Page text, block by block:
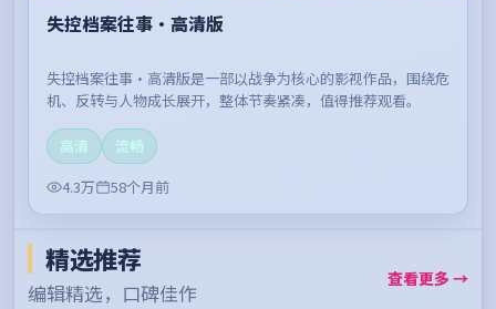
失控档案往事·高清版
失控档案往事·高清版是一部以战争为核心的影视作品，围绕危
机、反转与人物成长展开，整体节奏紧凑，值得推荐观看。
高清
流畅
4.3万
58个月前
精选推荐
编辑精选，口碑佳作
查看更多 →